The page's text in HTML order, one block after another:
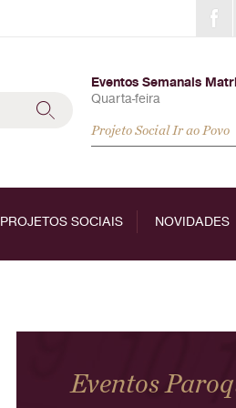
Eventos Semanais
Quarta-feira
Projeto Social Ir ao Povo
PROJETOS SOCIAIS NOVIDADES
Eventos